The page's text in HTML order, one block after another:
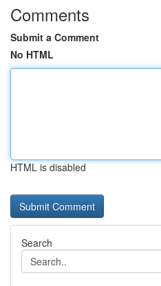
Comments
Submit a Comment
No HTML
HTML is disabled
Search